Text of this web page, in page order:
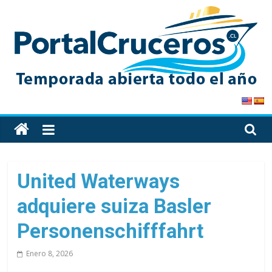
content
PortalCruceros
Toda
la
de
cruceros
en
un
solo
United Waterways
adquiere suiza Basler
Personenschifffahrt
Enero 8, 2026